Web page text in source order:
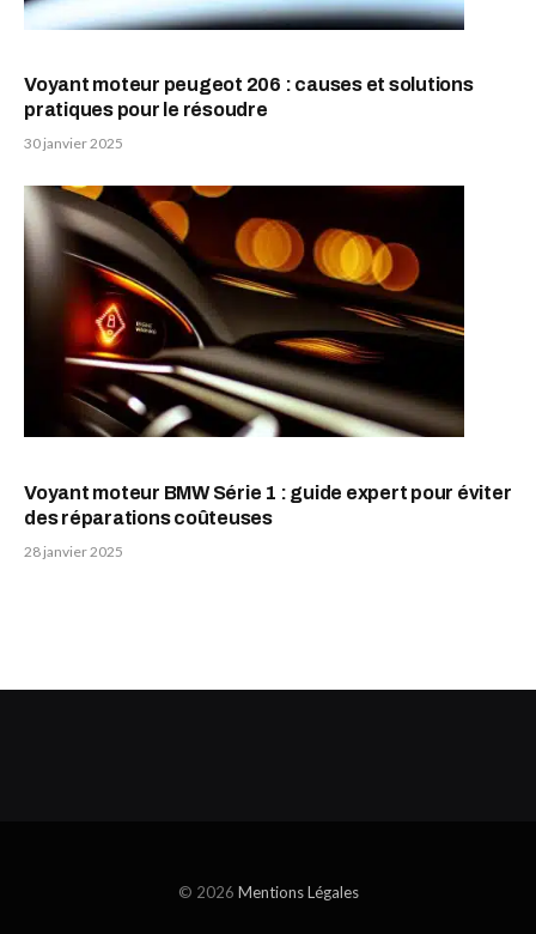
Voyant moteur peugeot 206 : causes et solutions
pratiques pour le résoudre
30 janvier 2025
Voyant moteur BMW Série 1 : guide expert pour éviter
des réparations coûteuses
28 janvier 2025
© 2026 Mentions Légales